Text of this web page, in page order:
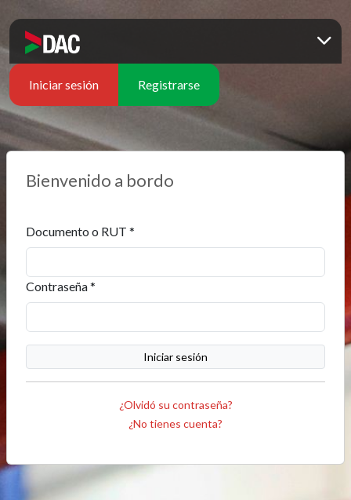
Iniciar sesión Registrarse
Bienvenido a bordo
Documento o RUT *
Contraseña *
Iniciar sesión
¿Olvidó su contraseña?
¿No tienes cuenta?